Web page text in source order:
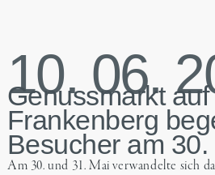
10. 06.
Genussmarkt
Frankenberg
Besucher am
Am 30. und 31. Mai verwandelte sich